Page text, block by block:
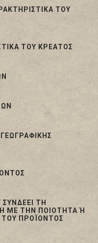
ΤΟΥ
ΤΟΥ ΚΡΕΑΤΟΣ
ΤΗ
ΜΕ ΤΗΝ ΠΟΙΟΤΗΤΑ Ή Τ
ΠΡΟΪΟΝΤΟΣ